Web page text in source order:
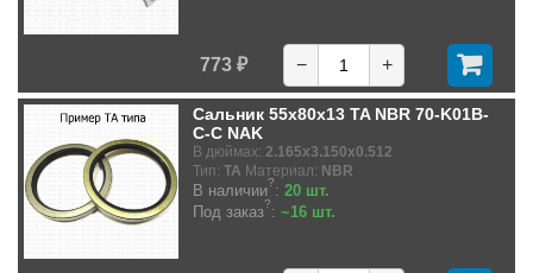
773 ₽ − +
Сальник 55x80x13 TA NBR 70-K01B-
C-C NAK
В дюймах: 2.165x3.150x0.512
Тип: TA Материал: NBR
В наличии?: 20 шт.
Под заказ?: ~16 шт.